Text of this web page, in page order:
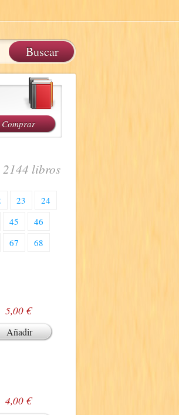
Comprar
2144 libros
23
24
45
46
67
68
5,00 €
Añadir
4,00 €